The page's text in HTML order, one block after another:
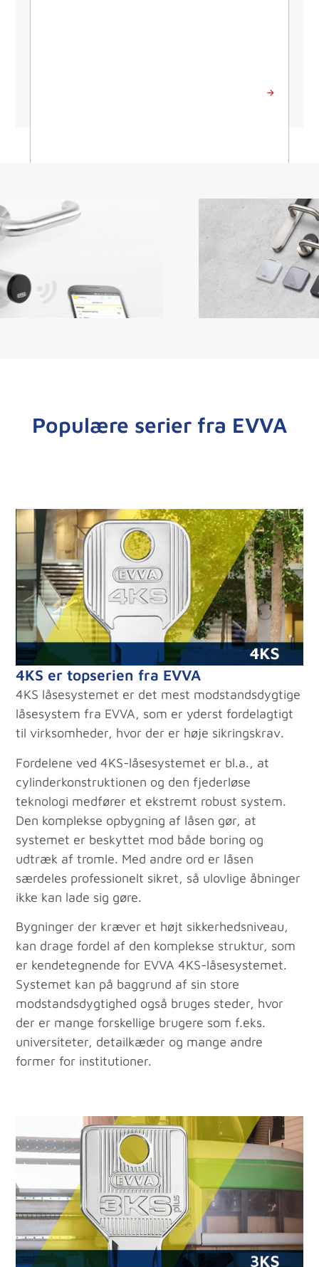
Populære serier fra EVVA
4KS er topserien fra EVVA
4KS låsesystemet er det mest modstandsdygtige
låsesystem fra EVVA, som er yderst fordelagtigt
til virksomheder, hvor der er høje sikringskrav.
Fordelene ved 4KS-låsesystemet er bl.a., at
cylinderkonstruktionen og den fjederløse
teknologi medfører et ekstremt robust system.
Den komplekse opbygning af låsen gør, at
systemet er beskyttet mod både boring og
udtræk af tromle. Med andre ord er låsen
særdeles professionelt sikret, så ulovlige åbninger
ikke kan lade sig gøre.
Bygninger der kræver et højt sikkerhedsniveau,
kan drage fordel af den komplekse struktur, som
er kendetegnende for EVVA 4KS-låsesystemet.
Systemet kan på baggrund af sin store
modstandsdygtighed også bruges steder, hvor
der er mange forskellige brugere som f.eks.
universiteter, detailkæder og mange andre
former for institutioner.